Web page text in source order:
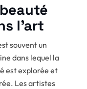
l’art
souvent un
dans lequel la
est explorée et
Les artistes